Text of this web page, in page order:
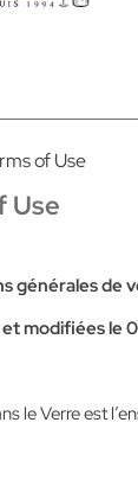
of Use
Use
générales de
modifiées le
le Verre est